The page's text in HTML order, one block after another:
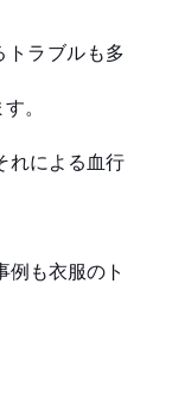
トラブルも多
。
れによる血行